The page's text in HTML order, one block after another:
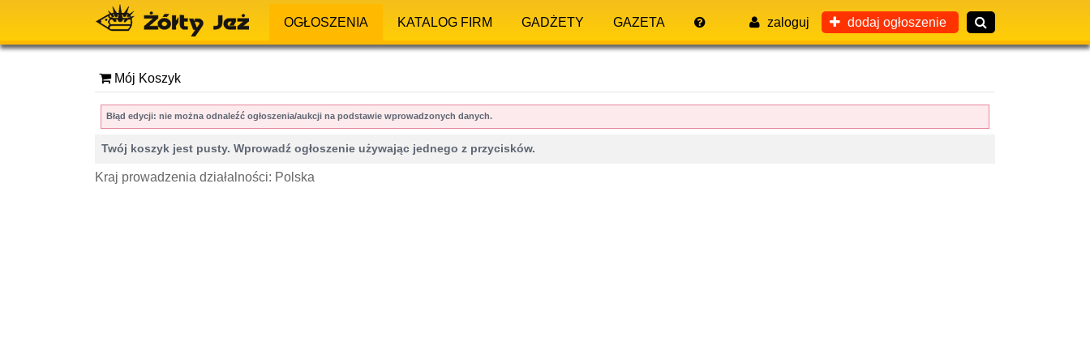
OGŁOSZENIA KATALOG FIRM GADŻETY GAZETA zaloguj dodaj ogłoszenie
Mój Koszyk
Błąd edycji: nie można odnaleźć ogłoszenia/aukcji na podstawie wprowadzonych danych.
Twój koszyk jest pusty. Wprowadź ogłoszenie używając jednego z przycisków.
Kraj prowadzenia działalności: Polska